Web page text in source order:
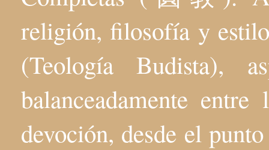
religión, filosofía y
(Teología Budista),
balanceadamente
devoción, desde el